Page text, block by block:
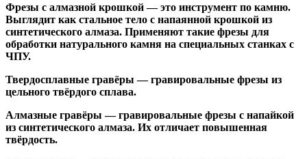
Фрезы с алмазной крошкой— это инструмент по камню.
Выглядит как стальное тело с напаянной крошкой из
синтетического алмаза. Применяют такие фрезы для
обработки натурального камня на специальных станках с
ЧПУ.
Твердосплавные гравёры — гравировальные фрезы из
цельного твёрдого сплава.
Алмазные гравёры — гравировальные фрезы с напайкой
из синтетического алмаза. Их отличает повышенная
твёрдость.